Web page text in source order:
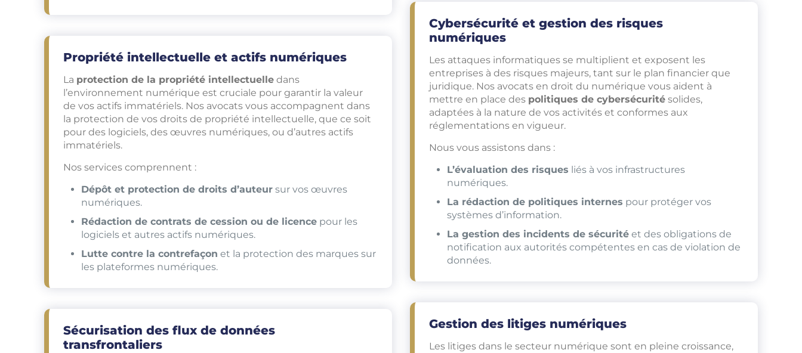
Propriété intellectuelle et actifs numériques
La protection de la propriété intellectuelle dans
l’environnement numérique est cruciale pour garantir la valeur
de vos actifs immatériels. Nos avocats vous accompagnent dans
la protection de vos droits de propriété intellectuelle, que ce soit
pour des logiciels, des œuvres numériques, ou d’autres actifs
immatériels.
Nos services comprennent :
Dépôt et protection de droits d’auteur sur vos œuvres
numériques.
Rédaction de contrats de cession ou de licence pour les
logiciels et autres actifs numériques.
Lutte contre la contrefaçon et la protection des marques sur
les plateformes numériques.
Sécurisation des flux de données
transfrontaliers
Cybersécurité et gestion des risques
numériques
Les attaques informatiques se multiplient et exposent les
entreprises à des risques majeurs, tant sur le plan financier que
juridique. Nos avocats en droit du numérique vous aident à
mettre en place des politiques de cybersécuritésolides,
adaptées à la nature de vos activités et conformes aux
réglementations en vigueur.
Nous vous assistons dans :
L’évaluation des risques liés à vos infrastructures
numériques.
La rédaction de politiques internes pour protéger vos
systèmes d’information.
La gestion des incidents de sécuritéet des obligations de
notification aux autorités compétentes en cas de violation de
données.
Gestion des litiges numériques
Les litiges dans le secteur numérique sont en pleine croissance,